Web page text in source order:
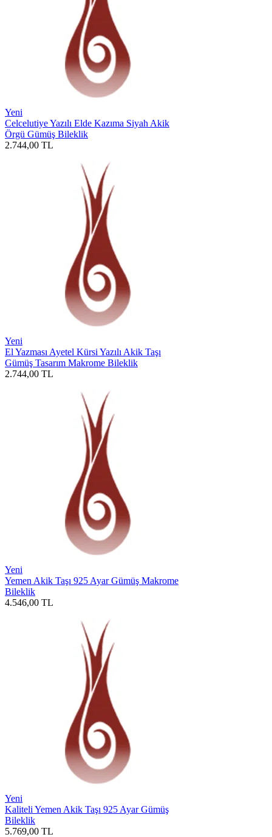
Yeni
Celcelutiye Yazılı Elde Kazıma Siyah Akik
Örgü Gümüş Bileklik
2.744,00 TL
Yeni
El Yazması Ayetel Kürsi Yazılı Akik Taşı
Gümüş Tasarım Makrome Bileklik
2.744,00 TL
Yeni
Yemen Akik Taşı 925 Ayar Gümüş Makrome
Bileklik
4.546,00 TL
Yeni
Kaliteli Yemen Akik Taşı 925 Ayar Gümüş
Bileklik
5.769,00 TL